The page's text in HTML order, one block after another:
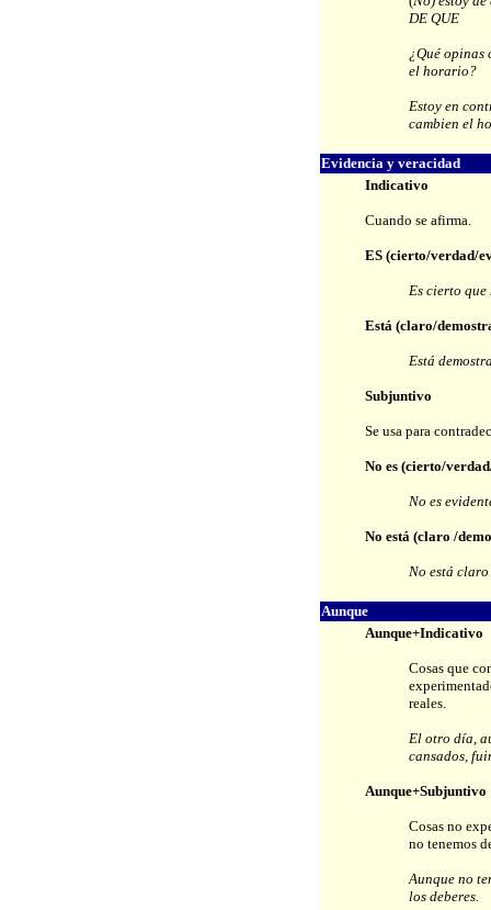
DE QUE
¿Qué opinas
el horario?
Estoy en
cambien el
Evidencia y veracidad
Indicativo
Cuando se afirma.
ES (cierto/verdad/
Es cierto que
Está (claro/
Está
Subjuntivo
Se usa para
No es (cierto/
No es
No está (claro /
No está
Aunque
Aunque+Indicativo
Cosas que
reales.
El otro día,
cansados,
Aunque+Subjuntivo
Cosas no
no tenemos
Aunque no
los deberes.